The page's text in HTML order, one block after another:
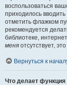
воспользоваться
приходилось
отметить флажком
рекомендуется
библиотеке,
меня отсутствует,
Вернуться к
Что делает